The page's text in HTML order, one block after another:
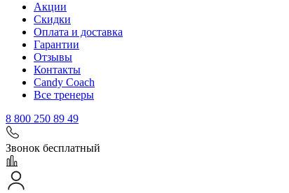
Акции
Скидки
Оплата и доставка
Гарантии
Отзывы
Контакты
Candy Coach
Все тренеры
8 800 250 89 49
Звонок бесплатный